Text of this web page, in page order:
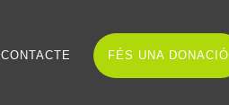
CONTACTE FÉS UNA DONACIÓ